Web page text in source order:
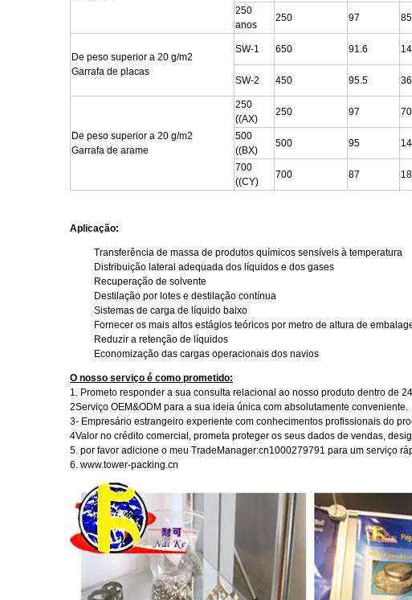
250
anos
250 97
De peso superior a 20 g/m2
Garrafa de placas
SW-1 650 91.6
SW-2 450 95.5
De peso superior a 20 g/m2
Garrafa de arame
250
((AX)
250 97 70
500
((BX)
500 95
700
((CY)
700 87
Aplicação:
Transferência de massa de produtos químicos sensíveis à temperatura
Distribuição lateral adequada dos líquidos e dos gases
Recuperação de solvente
Destilação por lotes e destilação contínua
Sistemas de carga de líquido baixo
Fornecer os mais altos estágios teóricos por metro de altura de
Reduzir a retenção de líquidos
Economização das cargas operacionais dos navios
O nosso serviço é como prometido:
1. Prometo responder a sua consulta relacional ao nosso produto dentro de
2Serviço OEM&ODM para a sua ideia única com absolutamente conveniente.
3- Empresário estrangeiro experiente com conhecimentos profissionais do
4Valor no crédito comercial, prometa proteger os seus dados de vendas,
5. por favor adicione o meu TradeManager:cn1000279791 para um serviço
6. www.tower-packing.cn